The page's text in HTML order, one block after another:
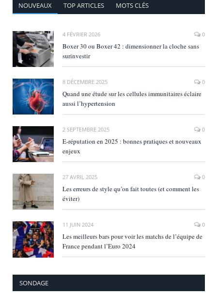
NOUVEAUX TOP ARTICLES MOTS CLÉS
4 FÉVRIER 2026 0
Boxer 30 ou Boxer 42 : dimensionner la cloche sans
surinvestir
8 DÉCEMBRE 2025 0
Quand une étude sur les cellules immunitaires éclaire
aussi l’hypertension
2 SEPTEMBRE 2025 0
E‑réputation en 2025 : bonnes pratiques et nouveaux
enjeux
27 AVRIL 2025 0
Les erreurs de style qu’on fait toutes (et comment les
éviter)
11 JUIN 2024 0
Les meilleurs bars pour voir les matchs de l’équipe de
France pendant l’Euro 2024
SONDAGE